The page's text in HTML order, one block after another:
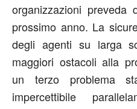
organizzazioni
prossimo anno. La
degli agenti su larga
maggiori ostacoli alla
un terzo problema
impercettibile